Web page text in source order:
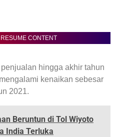
CONTENT
hingga akhir tahun
kenaikan sebesar
2021.
Beruntun di Tol Wiyoto
India Terluka